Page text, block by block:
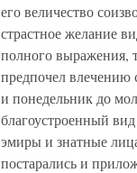
его величество
страстное желание
полного выражения,
предпочел влечению
и понедельник до
благоустроенный
эмиры и знатные
постарались и